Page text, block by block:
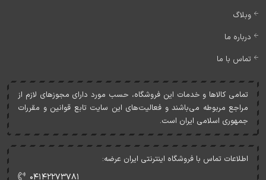
وبلاگ
درباره ما
تماس با ما
تمامی کالاها و خدمات اين فروشگاه، حسب مورد دارای مجوزهای لازم از
مراجع مربوطه می‌باشند و فعاليت‌های اين سايت تابع قوانين و مقررات
جمهوری اسلامی ايران است.
اطلاعات تماس با فروشگاه اینترنتی ایران عرضه:
۰۴۱۴۲۲۷۳۷۸۱